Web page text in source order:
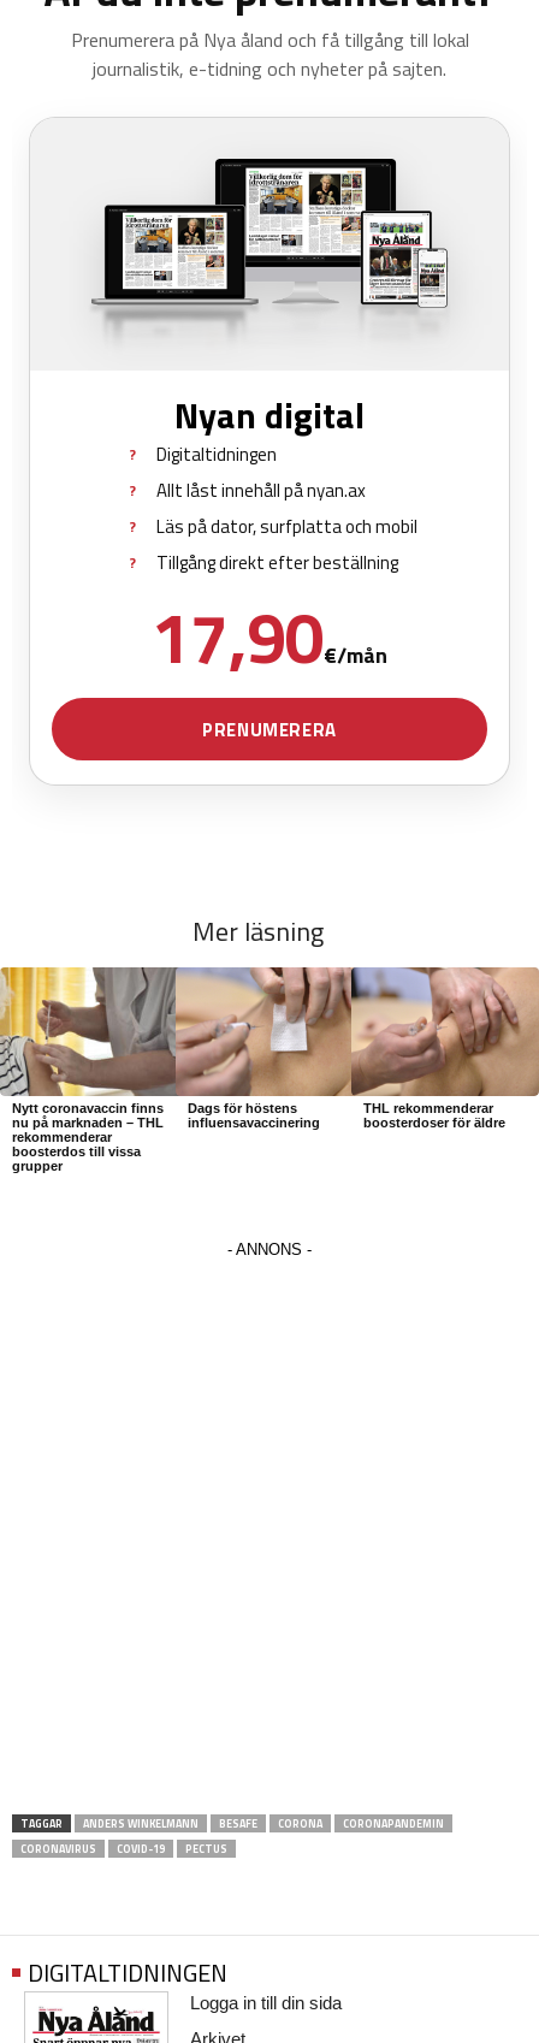
Mer läsning
Nytt coronavaccin finns
nu på marknaden – THL
rekommenderar
boosterdos till vissa
grupper
Dags för höstens
influensavaccinering
THL rekommenderar
boosterdoser för äldre
TAGGAR ANDERS WINKELMANN BESAFE CORONA
CORONAPANDEMIN
CORONAVIRUS
COVID-19 PECTUS
DIGITALTIDNINGEN
Logga in till din sida
Arkivet